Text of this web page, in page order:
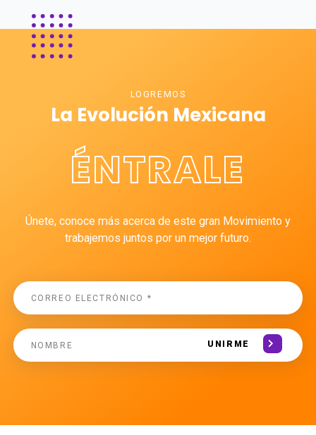
LOGREMOS
La Evolución Mexicana
ÉNTRALE
Únete, conoce más acerca de este gran Movimiento y
trabajemos juntos por un mejor futuro.
UNIRME